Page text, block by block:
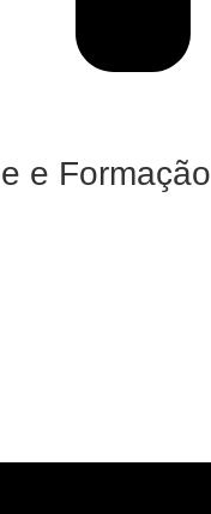
e Formação